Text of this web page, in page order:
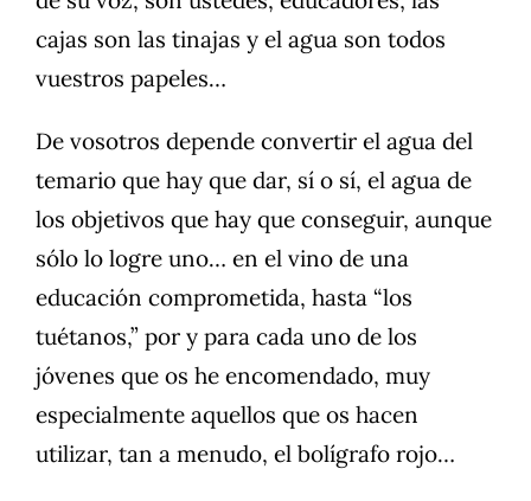
cajas son las tinajas y el agua son todos
vuestros papeles…
De vosotros depende convertir el agua del
temario que hay que dar, sí o sí, el agua de
los objetivos que hay que conseguir, aunque
sólo lo logre uno… en el vino de una
educación comprometida, hasta “los
tuétanos,” por y para cada uno de los
jóvenes que os he encomendado, muy
especialmente aquellos que os hacen
utilizar, tan a menudo, el bolígrafo rojo…